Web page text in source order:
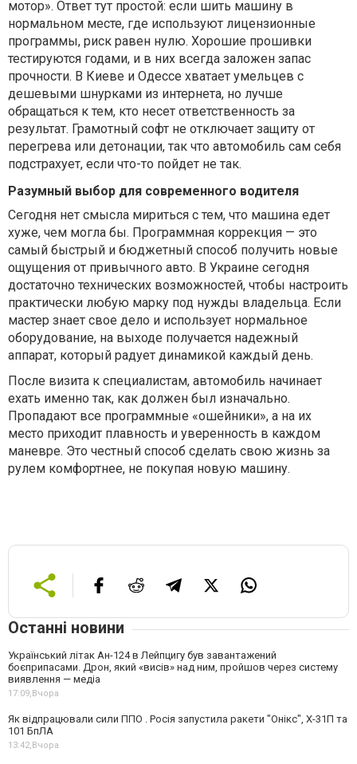
мотор». Ответ тут простой: если шить машину в
нормальном месте, где используют лицензионные
программы, риск равен нулю. Хорошие прошивки
тестируются годами, и в них всегда заложен запас
прочности. В Киеве и Одессе хватает умельцев с
дешевыми шнурками из интернета, но лучше
обращаться к тем, кто несет ответственность за
результат. Грамотный софт не отключает защиту от
перегрева или детонации, так что автомобиль сам себя
подстрахует, если что-то пойдет не так.
Разумный выбор для современного водителя
Сегодня нет смысла мириться с тем, что машина едет
хуже, чем могла бы. Программная коррекция — это
самый быстрый и бюджетный способ получить новые
ощущения от привычного авто. В Украине сегодня
достаточно технических возможностей, чтобы настроить
практически любую марку под нужды владельца. Если
мастер знает свое дело и использует нормальное
оборудование, на выходе получается надежный
аппарат, который радует динамикой каждый день.
После визита к специалистам, автомобиль начинает
ехать именно так, как должен был изначально.
Пропадают все программные «ошейники», а на их
место приходит плавность и уверенность в каждом
маневре. Это честный способ сделать свою жизнь за
рулем комфортнее, не покупая новую машину.
Останні новини
Український літак Ан-124 в Лейпцигу був завантажений
боєприпасами. Дрон, який «висів» над ним, пройшов через систему
виявлення — медіа
17:09, Вчора
Як відпрацювали сили ППО . Росія запустила ракети "Онікс", Х-31П та
101 БпЛА
13:42, Вчора